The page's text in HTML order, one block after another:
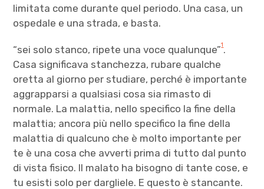
limitata come durante quel periodo. Una casa, un
ospedale e una strada, e basta.
“sei solo stanco, ripete una voce qualunque”1.
Casa significava stanchezza, rubare qualche
oretta al giorno per studiare, perché è importante
aggrapparsi a qualsiasi cosa sia rimasto di
normale. La malattia, nello specifico la fine della
malattia; ancora più nello specifico la fine della
malattia di qualcuno che è molto importante per
te è una cosa che avverti prima di tutto dal punto
di vista fisico. Il malato ha bisogno di tante cose, e
tu esisti solo per dargliele. E questo è stancante.